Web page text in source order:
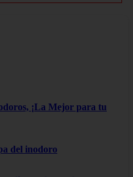
¡La Mejor para tu
del inodoro